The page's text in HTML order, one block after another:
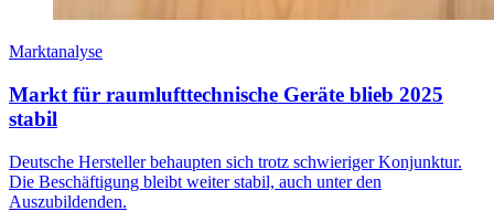
Marktanalyse
Markt für raumlufttechnische Geräte blieb 2025
stabil
Deutsche Hersteller behaupten sich trotz schwieriger Konjunktur.
Die Beschäftigung bleibt weiter stabil, auch unter den
Auszubildenden.